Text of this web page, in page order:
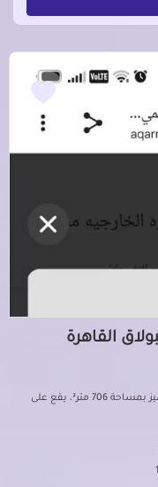
فرصة استثمارية نادرة للبيع في قلب القاهرة عقار مميز بمساحة 706 متر²، يقع على